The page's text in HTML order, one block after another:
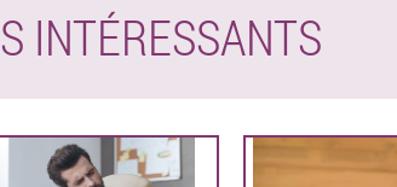
INTÉRESSANTS